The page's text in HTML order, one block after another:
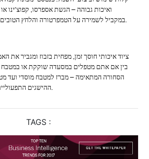
ואיכות גבוהה – הגשת אספרסו, קפוצ’ינו
במקביל לשמירה על הטמפרטורה והלחץ הטובים ביותר עבור כל זריקה.
ציוד איכותי חוסך זמן, מפחית בזבוז ומגביר את
בין אם אתם מטפלים במסעדה שוקקת או במטבח
הסחורה המתאימה – מברז למטבח מוסדי ועד
ההישגים התפעוליים והשמחה של הלקוח.
TAGS :